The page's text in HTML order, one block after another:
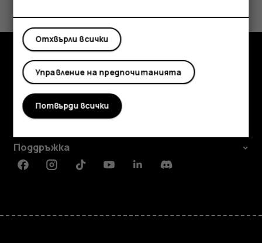
Да Не
Изследвайте
Информация
Planet and people
Поддръжка
FacebookInstagramTiktokYoutubeLinkedinDiscord
Отхвърли всички
Управление на предпочитанията
Потвърди всички